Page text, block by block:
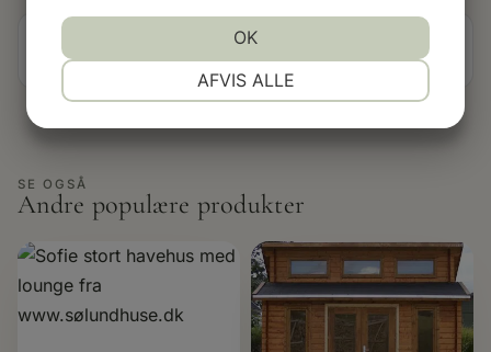
Manual & vejledninger
SE OGSÅ
Andre populære produkter
AFVIS ALLE
OK